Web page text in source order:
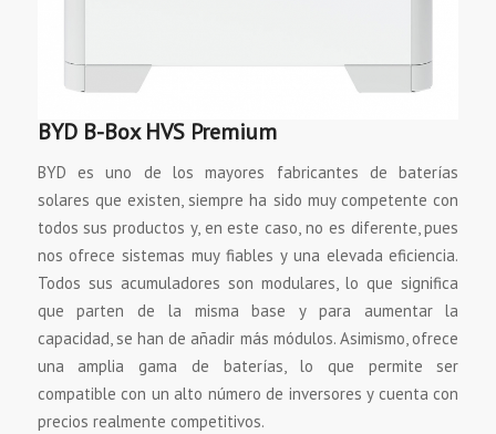
BYD B-Box HVS Premium
BYD es uno de los mayores fabricantes de baterías
solares que existen, siempre ha sido muy competente con
todos sus productos y, en este caso, no es diferente, pues
nos ofrece sistemas muy fiables y una elevada eficiencia.
Todos sus acumuladores son modulares, lo que significa
que parten de la misma base y para aumentar la
capacidad, se han de añadir más módulos. Asimismo, ofrece
una amplia gama de baterías, lo que permite ser
compatible con un alto número de inversores y cuenta con
precios realmente competitivos.